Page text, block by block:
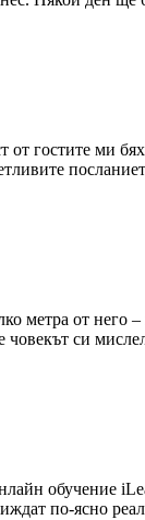
гостите ми
метра от него
човекът си
по-ясно